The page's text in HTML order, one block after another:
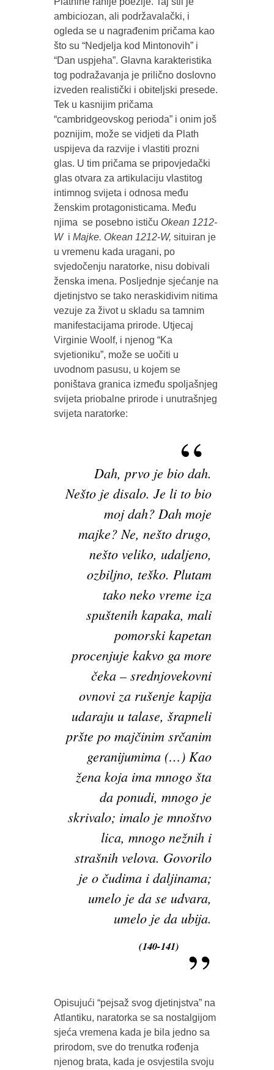
ambiciozan, ali podržavalački, i
ogleda se u nagrađenim pričama kao
što su “Nedjelja kod Mintonovih” i
“Dan uspjeha”. Glavna karakteristika
tog podražavanja je prilično doslovno
izveden realistički i obiteljski presede.
Tek u kasnijim pričama
“cambridgeovskog perioda” i onim još
poznijim, može se vidjeti da Plath
uspijeva da razvije i vlastiti prozni
glas. U tim pričama se pripovjedački
glas otvara za artikulaciju vlastitog
intimnog svijeta i odnosa među
ženskim protagonisticama. Među
njima se posebno ističu Okean 1212-
W i Majke. Okean 1212-W, situiran je
u vremenu kada uragani, po
svjedočenju naratorke, nisu dobivali
ženska imena. Posljednje sjećanje na
djetinjstvo se tako neraskidivim nitima
vezuje za život u skladu sa tamnim
manifestacijama prirode. Utjecaj
Virginie Woolf, i njenog “Ka
svjetioniku”, može se uočiti u
uvodnom pasusu, u kojem se
poništava granica između spoljašnjeg
svijeta priobalne prirode i unutrašnjeg
svijeta naratorke:
Dah, prvo je bio dah.
Nešto je disalo. Je li to bio
moj dah? Dah moje
majke? Ne, nešto drugo,
nešto veliko, udaljeno,
ozbiljno, teško. Plutam
tako neko vreme iza
spuštenih kapaka, mali
pomorski kapetan
procenjuje kakvo ga more
čeka – srednjovekovni
ovnovi za rušenje kapija
udaraju u talase, šrapneli
pršte po majčinim srčanim
geranijumima (…) Kao
žena koja ima mnogo šta
da ponudi, mnogo je
skrivalo; imalo je mnoštvo
lica, mnogo nežnih i
strašnih velova. Govorilo
je o čudima i daljinama;
umelo je da se udvara,
umelo je da ubija.
(140-141)
Opisujući “pejsaž svog djetinjstva” na
Atlantiku, naratorka se sa nostalgijom
sjeća vremena kada je bila jedno sa
prirodom, sve do trenutka rođenja
njenog brata, kada je osvjestila svoju